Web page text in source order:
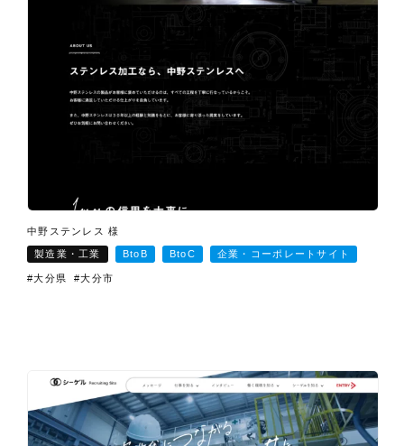
中野ステンレス 様
製造業・工業 BtoB BtoC 企業・コーポレートサイト
#大分県 #大分市